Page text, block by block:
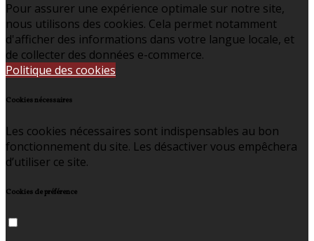
Pour assurer une expérience optimale sur notre site,
nous utilisons des cookies. Cela permet notamment
d'afficher des informations dans votre langue locale, et
de collecter des données e-commerce.
Politique des cookies
Cookies nécessaires
Les cookies nécessaires sont indispensables au bon
fonctionnement du site. Les désactiver vous empêchera
d’utiliser ce site.
Cookies de préférence